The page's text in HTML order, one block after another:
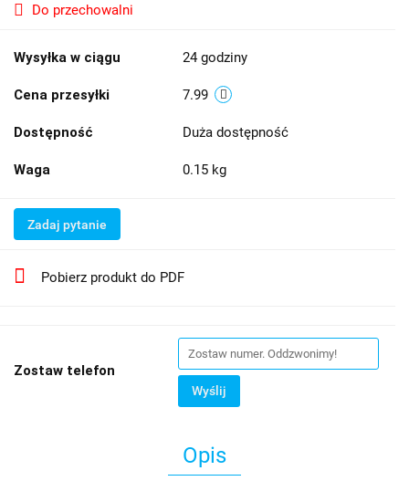
Do przechowalni
Wysyłka w ciągu 24 godziny
Cena przesyłki 7.99
Dostępność Duża dostępność
Waga 0.15 kg
Zadaj pytanie
Pobierz produkt do PDF
Zostaw telefon
Wyślij
Opis